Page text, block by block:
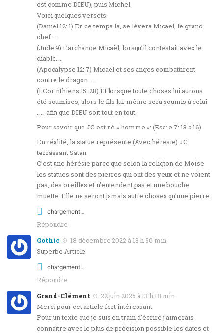
est comme DIEU), puis Michel.
Voici quelques versets:
(Daniel 12: 1) En ce temps là, se lèvera Micaël, le grand
chef…..
(Jude 9) L’archange Micaël, lorsqu’il contestait avec le
diable…..
(Apocalypse 12: 7) Micaël et ses anges combattirent
contre le dragon……
(1 Corinthiens 15: 28) Et lorsque toute choses lui aurons
été soumises, alors le fils lui-même sera soumis à celui
…… afin que DIEU soit tout en tout.
Pour savoir que JC est né « homme »: (Esaïe 7: 13 à 16)
En réalité, la statue représente (Avec hérésie) JC
terrassant Satan.
C’est une hérésie parce que selon la religion de Moïse
les statues sont des pierres qui ont des yeux et ne voient
pas, des oreilles et n’entendent pas et une bouche
muette. Elle ne seront jamais autre choses qu’une pierre.
chargement…
Répondre
Gothic
18 décembre 2022 à 13 h 50 min
Superbe Article
chargement…
Répondre
Grand-Clément
22 juin 2025 à 13 h 18 min
Merci pour cet article fort intéressant.
Pour un texte que je suis en train d’écrire j’aimerais
connaître avec le plus de précision possible les dates et